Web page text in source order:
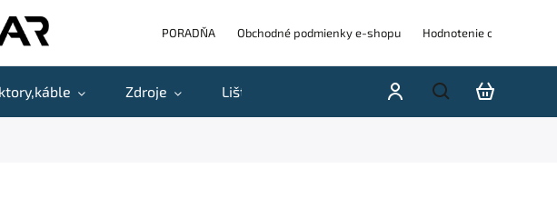
PORADŇA Obchodné podmienky e-shopu Hodnotenie obchodu
Zdroje Lišty Akcie a výpredaje Blog